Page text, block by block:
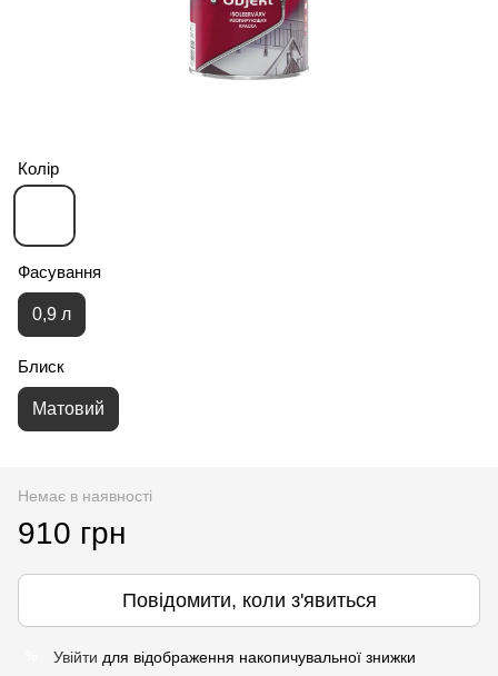
Колір
Фасування
0,9 л
Блиск
Матовий
Немає в наявності
910 грн
Повідомити, коли з'явиться
Увійти для відображення накопичувальної знижки